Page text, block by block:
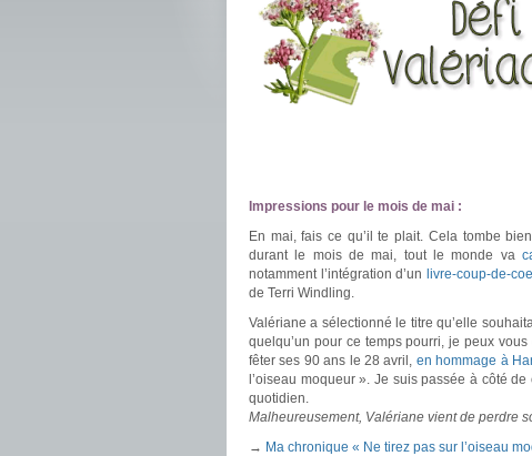
Impressions pour le mois de mai :
En mai, fais ce qu’il te plait. Cela tombe
durant le mois de mai, tout le monde va
notamment l’intégration d’un livre-coup-de-
de Terri Windling.
Valériane a sélectionné le titre qu’elle
quelqu’un pour ce temps pourri, je peux
fêter ses 90 ans le 28 avril, en hommage à
l’oiseau moqueur ». Je suis passée à côté
quotidien.
Malheureusement, Valériane vient de perdre
→ Ma chronique « Ne tirez pas sur l’oiseau